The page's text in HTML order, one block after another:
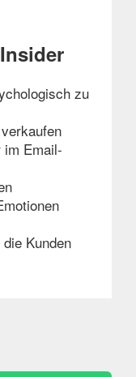
zu
im Email-
Kunden